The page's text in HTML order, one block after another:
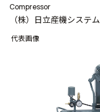
Compressor
（株）日立産機システム
代表画像